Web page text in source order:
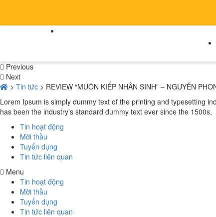
Previous
Next
> Tin tức > REVIEW “MUÔN KIẾP NHÂN SINH” – NGUYÊN
Lorem Ipsum is simply dummy text of the printing and typesetting
has been the industry’s standard dummy text ever since the 1500s,
Tin hoạt động
Mời thầu
Tuyển dụng
Tin tức liên quan
Menu
Tin hoạt động
Mời thầu
Tuyển dụng
Tin tức liên quan